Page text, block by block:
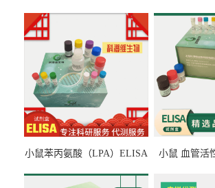
小鼠苯丙氨酸（LPA）ELISA
小鼠 血管活